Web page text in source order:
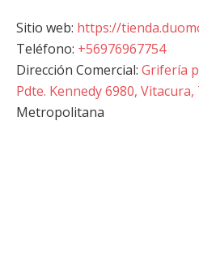
Sitio web: https://
Teléfono: +56976967754
Dirección Comercial: Grifería
Pdte. Kennedy 6980, Vitacura,
Metropolitana